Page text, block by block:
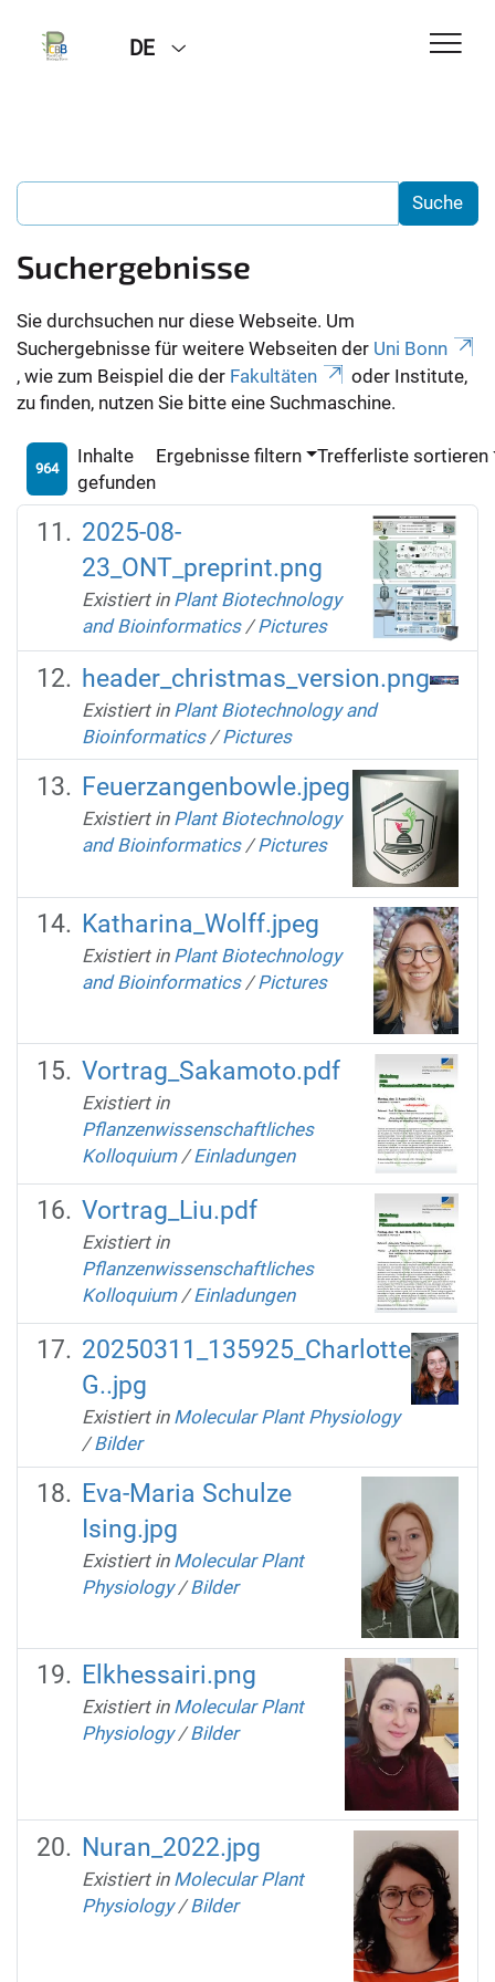
DE
Suchergebnisse
Sie durchsuchen nur diese Webseite. Um
Suchergebnisse für weitere Webseiten der Uni Bonn
, wie zum Beispiel die der Fakultäten
oder Institute,
zu finden, nutzen Sie bitte eine Suchmaschine.
964
Inhalte
gefunden
Ergebnisse filtern Trefferliste sortieren
2025-08-
23_ONT_preprint.png
Existiert in Plant Biotechnology
and Bioinformatics /Pictures
header_christmas_version.png
Existiert in Plant Biotechnology and
Bioinformatics /Pictures
Feuerzangenbowle.jpeg
Existiert in Plant Biotechnology
and Bioinformatics /Pictures
Katharina_Wolff.jpeg
Existiert in Plant Biotechnology
and Bioinformatics /Pictures
Vortrag_Sakamoto.pdf
Existiert in
Pflanzenwissenschaftliches
Kolloquium /Einladungen
Vortrag_Liu.pdf
Existiert in
Pflanzenwissenschaftliches
Kolloquium /Einladungen
20250311_135925_Charlotte
G..jpg
Existiert in Molecular Plant Physiology
/Bilder
Eva-Maria Schulze
Ising.jpg
Existiert in Molecular Plant
Physiology /Bilder
Elkhessairi.png
Existiert in Molecular Plant
Physiology /Bilder
Nuran_2022.jpg
Existiert in Molecular Plant
Physiology /Bilder